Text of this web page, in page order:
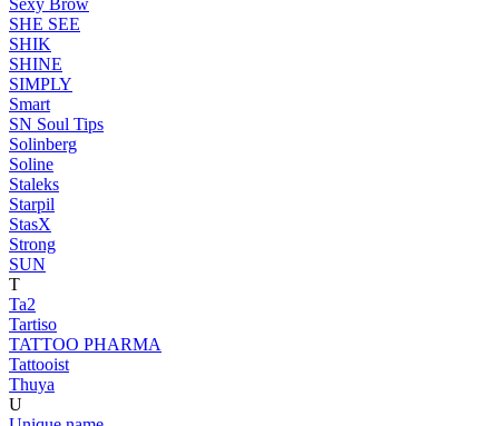
Sexy Brow
SHE SEE
SHIK
SHINE
SIMPLY
Smart
SN Soul Tips
Solinberg
Soline
Staleks
Starpil
StasX
Strong
SUN
T
Ta2
Tartiso
TATTOO PHARMA
Tattooist
Thuya
U